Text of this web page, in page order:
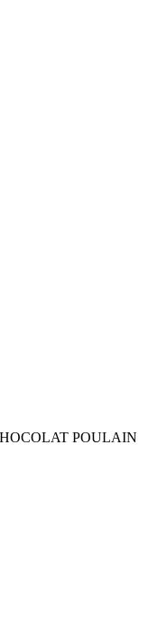
POULAIN